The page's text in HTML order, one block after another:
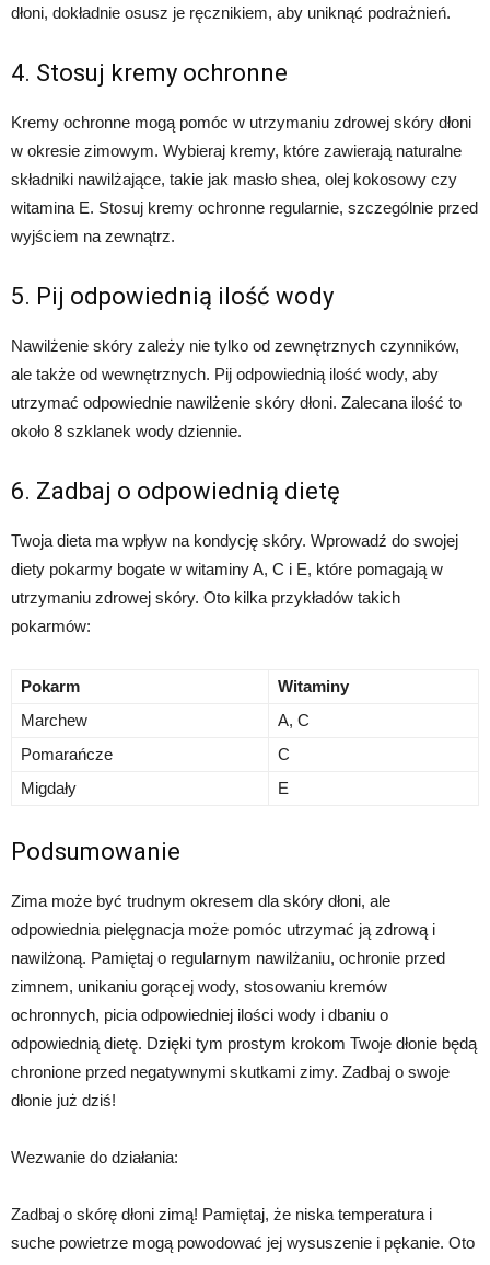
dłoni, dokładnie osusz je ręcznikiem, aby uniknąć podrażnień.
4. Stosuj kremy ochronne
Kremy ochronne mogą pomóc w utrzymaniu zdrowej skóry dłoni
w okresie zimowym. Wybieraj kremy, które zawierają naturalne
składniki nawilżające, takie jak masło shea, olej kokosowy czy
witamina E. Stosuj kremy ochronne regularnie, szczególnie przed
wyjściem na zewnątrz.
5. Pij odpowiednią ilość wody
Nawilżenie skóry zależy nie tylko od zewnętrznych czynników,
ale także od wewnętrznych. Pij odpowiednią ilość wody, aby
utrzymać odpowiednie nawilżenie skóry dłoni. Zalecana ilość to
około 8 szklanek wody dziennie.
6. Zadbaj o odpowiednią dietę
Twoja dieta ma wpływ na kondycję skóry. Wprowadź do swojej
diety pokarmy bogate w witaminy A, C i E, które pomagają w
utrzymaniu zdrowej skóry. Oto kilka przykładów takich
pokarmów:
Pokarm
Witaminy
Marchew
A, C
Pomarańcze
C
Migdały
E
Podsumowanie
Zima może być trudnym okresem dla skóry dłoni, ale
odpowiednia pielęgnacja może pomóc utrzymać ją zdrową i
nawilżoną. Pamiętaj o regularnym nawilżaniu, ochronie przed
zimnem, unikaniu gorącej wody, stosowaniu kremów
ochronnych, picia odpowiedniej ilości wody i dbaniu o
odpowiednią dietę. Dzięki tym prostym krokom Twoje dłonie będą
chronione przed negatywnymi skutkami zimy. Zadbaj o swoje
dłonie już dziś!
Wezwanie do działania:
Zadbaj o skórę dłoni zimą! Pamiętaj, że niska temperatura i
suche powietrze mogą powodować jej wysuszenie i pękanie. Oto